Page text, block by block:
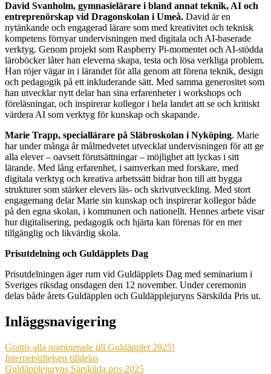
David Svanholm, gymnasielärare i bland annat teknik, AI och
entreprenörskap vid Dragonskolan i Umeå. David är en
nytänkande och engagerad lärare som med kreativitet och teknisk
kompetens förnyar undervisningen med digitala och AI-baserade
verktyg. Genom projekt som Raspberry Pi-momentet och AI-stödda
läroböcker låter han eleverna skapa, testa och lösa verkliga problem.
Han röjer vägar in i lärandet för alla genom att förena teknik, design
och pedagogik på ett inkluderande sätt. Med samma generositet som
han utvecklar nytt delar han sina erfarenheter i workshops och
föreläsningar, och inspirerar kollegor i hela landet att se och kritiskt
värdera AI som verktyg för kunskap och skapande.
Marie Trapp, speciallärare på Släbroskolan i Nyköping. Marie
har under många år målmedvetet utvecklat undervisningen för att ge
alla elever – oavsett förutsättningar – möjlighet att lyckas i sitt
lärande. Med lång erfarenhet, i samverkan med forskare, med
digitala verktyg och kreativa arbetssätt bidrar hon till att bygga
strukturer som stärker elevers läs- och skrivutveckling. Med stort
engagemang delar Marie sin kunskap och inspirerar kollegor både
på den egna skolan, i kommunen och nationellt. Hennes arbete visar
hur digitalisering, pedagogik och hjärta kan förenas för en mer
tillgänglig och likvärdig skola.
Prisutdelning och Guldäpplets Dag
Prisutdelningen äger rum vid Guldäpplets Dag med seminarium i
Sveriges riksdag onsdagen den 12 november. Under ceremonin
delas både årets Guldäpplen och Guldäpplejuryns Särskilda Pris ut.
Inläggsnavigering
Grattis alla nominerade till Guldäpplet 2025!
Internetstiftelsen tilldelas
Guldäpplejuryns Särskilda pris 2025